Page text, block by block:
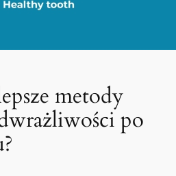
metody
po